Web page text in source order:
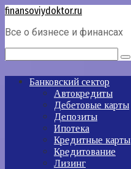
Перейти
контенту
finansoviydoktor.ru
Все о бизнесе и финансах
Банковский сектор
Автокредиты
Дебетовые карты
Депозиты
Ипотека
Кредитные карты
Кредитование
Лизинг